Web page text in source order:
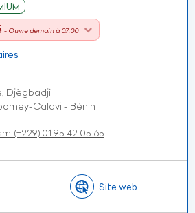
- Ouvre demain à 07:00
Djègbadji
Calavi - Bénin
(+229) 01 95 42 05 65
Site web